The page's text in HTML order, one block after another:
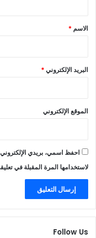
*
الاسم *
البريد الإلكتروني*
الموقع الإلكتروني
احفظ اسمي، بريدي
لاستخدامها المرة المقبلة في
Follow Us